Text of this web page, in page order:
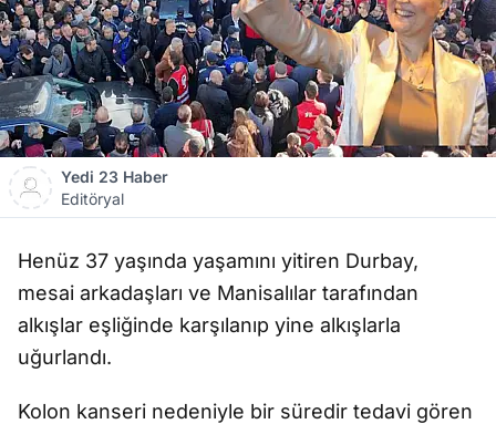
Yedi 23 Haber
Editöryal
Henüz 37 yaşında yaşamını yitiren Durbay,
mesai arkadaşları ve Manisalılar tarafından
alkışlar eşliğinde karşılanıp yine alkışlarla
uğurlandı.
Kolon kanseri nedeniyle bir süredir tedavi gören